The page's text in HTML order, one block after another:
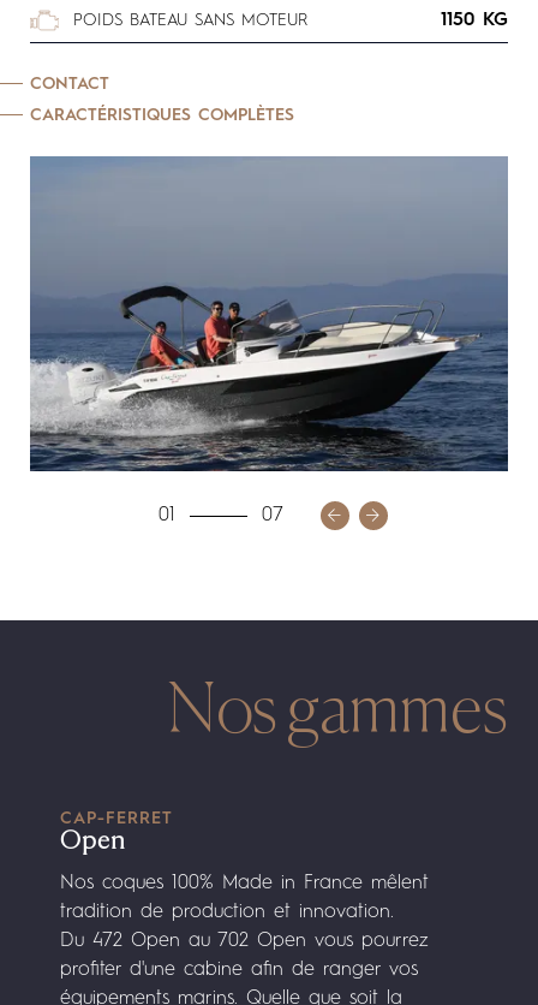
POIDS BATEAU SANS MOTEUR 1150 KG
01 07
CAP-FERRET
Open
Nos coques 100% Made in France mêlent
tradition de production et innovation.
Du 472 Open au 702 Open vous pourrez
profiter d'une cabine afin de ranger vos
équipements marins. Quelle que soit la
Nos gammes